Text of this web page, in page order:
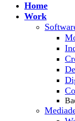
Home
Work